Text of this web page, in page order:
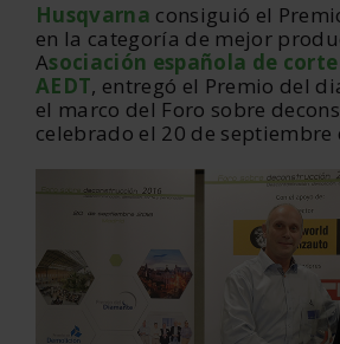
Husqvarna consiguió el
en la categoría de mejor
Asociación española de
AEDT, entregó el Premio del
el marco del Foro sobre
celebrado el 20 de septiembre